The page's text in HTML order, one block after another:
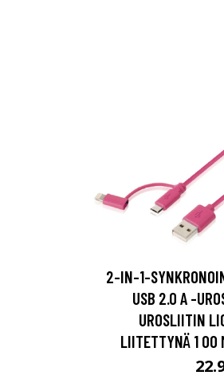
2-IN-1-
USB 2.0 A -
UROSLIITIN
LIITETTYNÄ 1 00